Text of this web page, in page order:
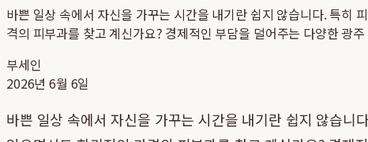
바쁜 일상 속에서 자신을 가꾸는 시간을 내기란 쉽지 않습니다. 특히
격의 피부과를 찾고 계신가요? 경제적인 부담을 덜어주는 다양한 광
부세인
2026년 6월 6일
바쁜 일상 속에서 자신을 가꾸는 시간을 내기란 쉽지 않습